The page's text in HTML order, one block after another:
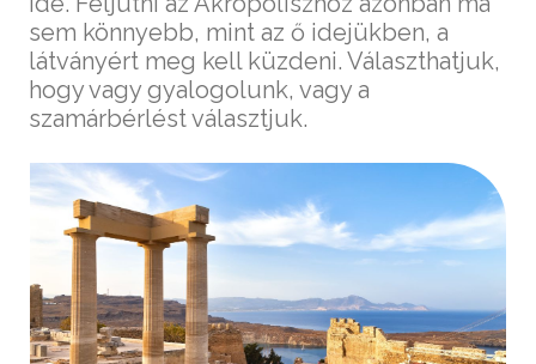
sem könnyebb, mint az ő idejükben, a
látványért meg kell küzdeni. Választhatjuk,
hogy vagy gyalogolunk, vagy a
szamárbérlést választjuk.